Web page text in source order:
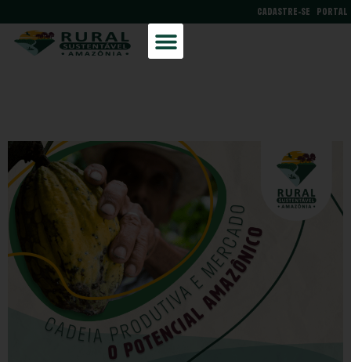
PORTAL
CADASTRE-SE